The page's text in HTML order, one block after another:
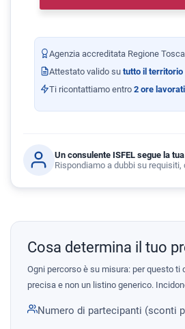
Agenzia accreditata Regione
Attestato valido su tutto il territorio
Ti ricontattiamo entro 2 ore
Un consulente ISFEL segue la
Rispondiamo a dubbi su
Cosa determina il tuo
Ogni percorso è su misura: per questo ti
precisa e non un listino generico.
Numero di partecipanti (sconti